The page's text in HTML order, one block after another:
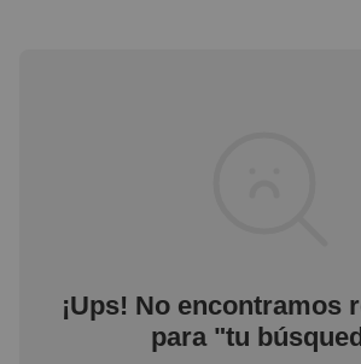
¡Ups! No encontramos
para "tu